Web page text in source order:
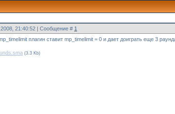
21:40:52 | Сообщение # 1
плагин ставит mp_timelimit = 0 и дает доиграть еще 3
(3.3 Kb)